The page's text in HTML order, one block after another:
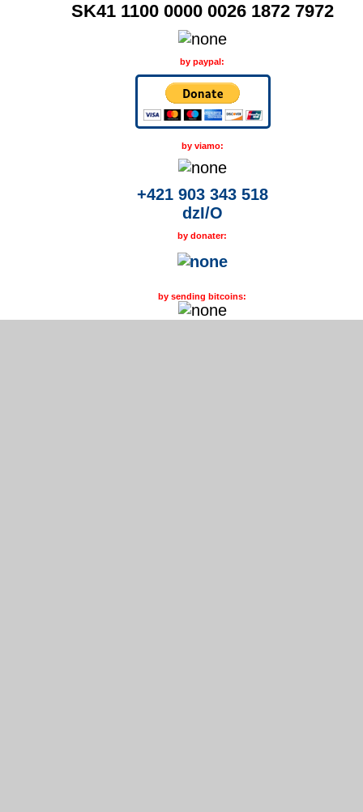
SK41 1100 0000 0026 1872 7972
by paypal:
by viamo:
+421 903 343 518
dzI/O
by donater:
by sending bitcoins: